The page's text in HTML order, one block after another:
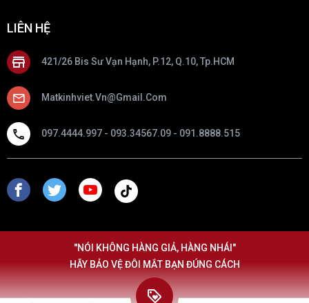
LIÊN HỆ
421/26 Bis Sư Vạn Hạnh, P.12, Q.10, Tp.HCM
Matkinhviet.vn@gmail.com
097.4444.997 - 093.34567.09 - 091.8888.515
"NÓI KHÔNG HÀNG GIẢ, HÀNG NHÁI"
HÃY BẢO VỆ ĐÔI MẮT BẠN ĐÚNG CÁCH